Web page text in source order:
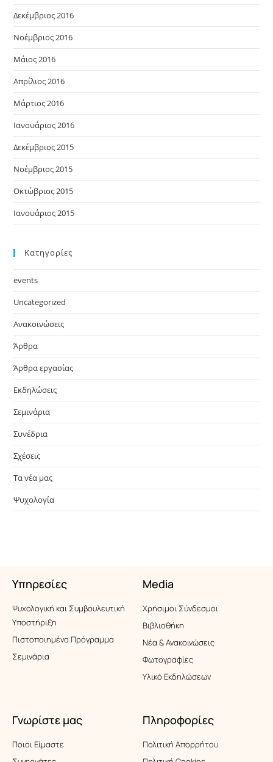
Δεκέμβριος 2016
Νοέμβριος 2016
Μάιος 2016
Απρίλιος 2016
Μάρτιος 2016
Ιανουάριος 2016
Δεκέμβριος 2015
Νοέμβριος 2015
Οκτώβριος 2015
Ιανουάριος 2015
Kατηγορίες
events
Uncategorized
Ανακοινώσεις
Άρθρα
Άρθρα εργασίας
Εκδηλώσεις
Σεμινάρια
Συνέδρια
Σχέσεις
Τα νέα μας
Ψυχολογία
Υπηρεσίες
Ψυχολογική και Συμβουλευτική
Υποστήριξη
Πιστοποιημένο Πρόγραμμα
Σεμινάρια
Media
Xρήσιμοι Σύνδεσμοι
Βιβλιοθήκη
Νέα & Ανακοινώσεις
Φωτογραφίες
Υλικό Εκδηλώσεων
Γνωρίστε μας
Ποιοι Είμαστε
Πληροφορίες
Πολιτική Απορρήτου